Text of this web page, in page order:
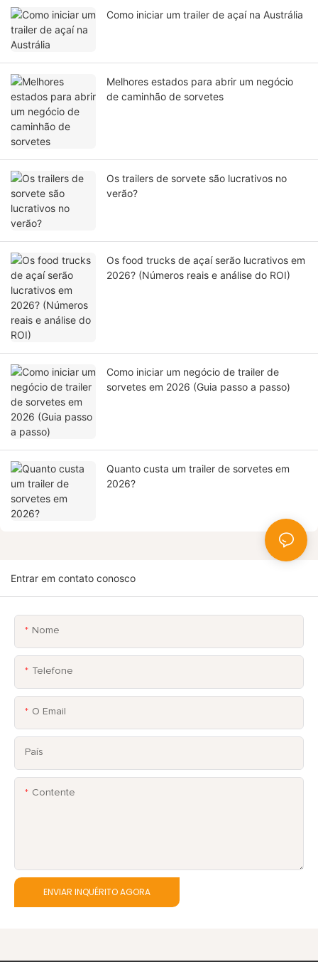
Como iniciar um trailer de açaí na Austrália
Melhores estados para abrir um negócio
de caminhão de sorvetes
Os trailers de sorvete são lucrativos no
verão?
Os food trucks de açaí serão lucrativos em
2026? (Números reais e análise do ROI)
Como iniciar um negócio de trailer de
sorvetes em 2026 (Guia passo a passo)
Quanto custa um trailer de sorvetes em
2026?
Entrar em contato conosco
Nome
Telefone
O Email
País
Contente
ENVIAR INQUÉRITO AGORA